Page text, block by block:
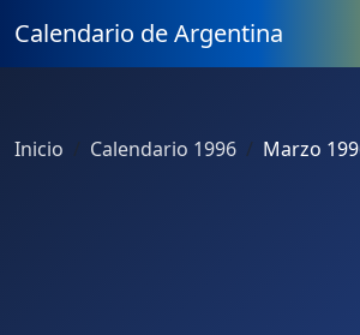
Calendario de Argentina
Inicio Calendario 1996 Marzo